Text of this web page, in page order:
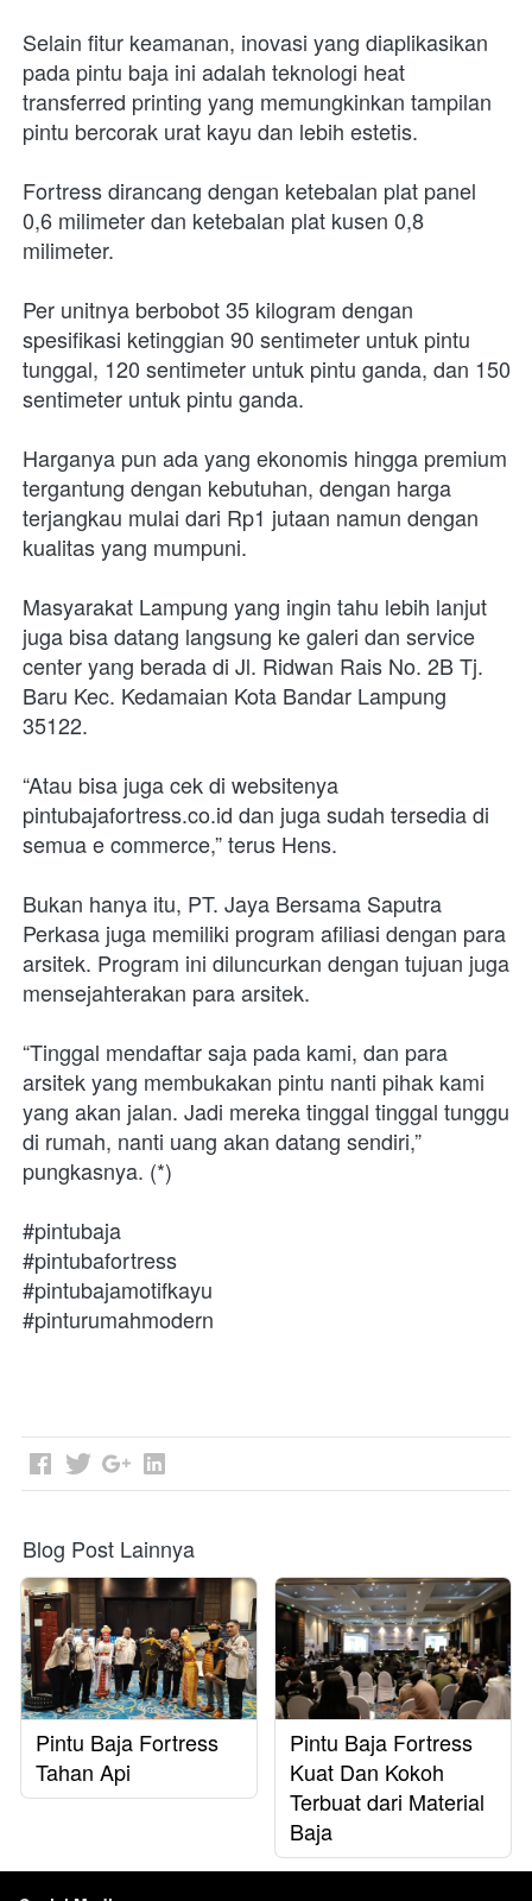
Selain fitur keamanan, inovasi yang diaplikasikan
pada pintu baja ini adalah teknologi heat
transferred printing yang memungkinkan tampilan
pintu bercorak urat kayu dan lebih estetis.
Fortress dirancang dengan ketebalan plat panel
0,6 milimeter dan ketebalan plat kusen 0,8
milimeter.
Per unitnya berbobot 35 kilogram dengan
spesifikasi ketinggian 90 sentimeter untuk pintu
tunggal, 120 sentimeter untuk pintu ganda, dan 150
sentimeter untuk pintu ganda.
Harganya pun ada yang ekonomis hingga premium
tergantung dengan kebutuhan, dengan harga
terjangkau mulai dari Rp1 jutaan namun dengan
kualitas yang mumpuni.
Masyarakat Lampung yang ingin tahu lebih lanjut
juga bisa datang langsung ke galeri dan service
center yang berada di Jl. Ridwan Rais No. 2B Tj.
Baru Kec. Kedamaian Kota Bandar Lampung
35122.
“Atau bisa juga cek di websitenya
pintubajafortress.co.id dan juga sudah tersedia di
semua e commerce,” terus Hens.
Bukan hanya itu, PT. Jaya Bersama Saputra
Perkasa juga memiliki program afiliasi dengan para
arsitek. Program ini diluncurkan dengan tujuan juga
mensejahterakan para arsitek.
“Tinggal mendaftar saja pada kami, dan para
arsitek yang membukakan pintu nanti pihak kami
yang akan jalan. Jadi mereka tinggal tinggal tunggu
di rumah, nanti uang akan datang sendiri,”
pungkasnya. (*)
#pintubaja
#pintubafortress
#pintubajamotifkayu
#pinturumahmodern
Blog Post Lainnya
Pintu Baja Fortress
Tahan Api
Pintu Baja Fortress
Kuat Dan Kokoh
Terbuat dari Material
Baja